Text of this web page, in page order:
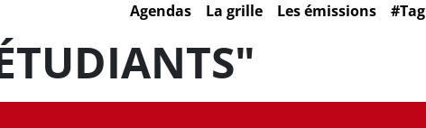
Agendas La grille Les émissions #Tag